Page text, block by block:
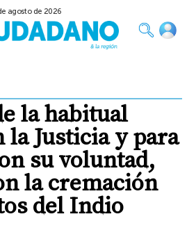
agosto de 2026
la habitual
la Justicia y para
su voluntad,
la cremación
del Indio